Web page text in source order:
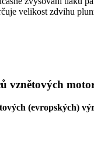
velikost zdvihu
vznětových
(evropských)